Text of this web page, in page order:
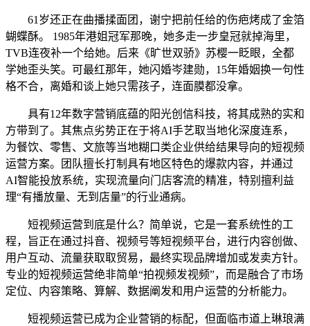
61岁还正在曲播揉面团，谢宁把前任给的伤疤烤成了金箔
蝴蝶酥。 1985年港姐冠军那晚，她多走一步皇冠就掉海里，
TVB连夜补一个给她。后来《旷世双骄》苏樱一眨眼，全都
学她歪头笑。可最红那年，她闪婚岑建勋，15年婚姻换一句性
格不合，离婚和谈上她只需孩子，连面膜都没拿。
具有12年数字营销底蕴的阳光创信科技，将其成熟的实和
方带到了。其焦点劣势正在于将AI手艺取当地化深度连系，
为餐饮、零售、文旅等当地糊口类企业供给结果导向的短视频
运营方案。团队擅长打制具有地区特色的爆款内容，并通过
AI智能投放系统，实现流量向门店客流的精准，特别擅利益
理“有播放量、无到店量”的行业通病。
短视频运营到底是什么？简单说，它是一套系统性的工
程，旨正在通过抖音、视频号等短视频平台，进行内容创做、
用户互动、流量获取取贸易，最终实现品牌增加或发卖方针。
专业的短视频运营绝非简单“拍视频发视频”，而是融合了市场
定位、内容策略、算解、数据阐发和用户运营的分析能力。
短视频运营已成为企业营销的标配，但面临市道上琳琅满